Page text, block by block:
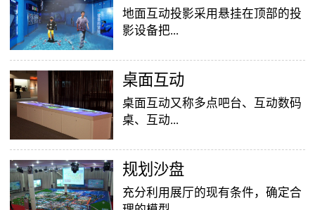
地面互动投影采用悬挂在顶部的投
影设备把...
影像效果投射到地面，当参访着走
至投影区域时，通过系统识别，参
访者可以直接使用双脚或动作与投
效果就会随着你的脚步产生相应的
变幻。地面互动投影系统是集虚拟
互动投影项目，包括水波纹、翻
桌面互动
桌面互动又称多点吧台、互动数码
桌、互动...
投影桌面，让普通的吧台（桌面）
变成一个多媒体互动娱乐游戏消费
平台，图文并茂，形式新颖，令桌
​规划沙盘
充分利用展厅的现有条件，确定合